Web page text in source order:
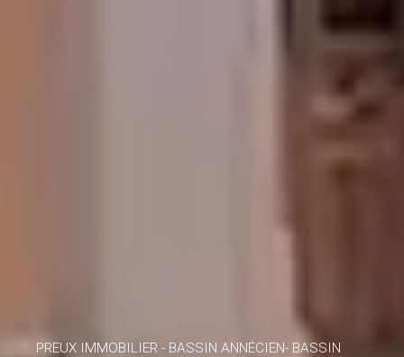
PREUX IMMOBILIER - BASSIN ANNÉCIEN- BASSIN